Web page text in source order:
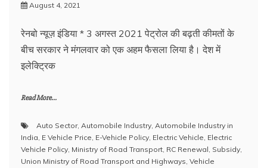
August 4, 2021
रेनबो न्यूज़ इंडिया * 3 अगस्त 2021 पेट्रोल की बढ़ती कीमतों के
बीच सरकार ने मंगलवार को एक अहम फैसला लिया है। देश में
इलेक्ट्रिक
Read More...
Auto Sector, Automobile Industry, Automobile Industry in
India, E Vehicle Price, E-Vehicle Policy, Electric Vehicle, Electric
Vehicle Policy, Ministry of Road Transport, RC Renewal, Subsidy,
Union Ministry of Road Transport and Highways, Vehicle